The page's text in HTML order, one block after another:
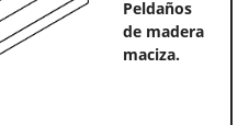
Peldaños
de madera
maciza.